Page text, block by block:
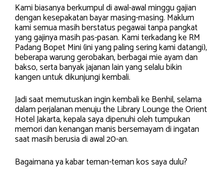
Kami biasanya berkumpul di awal-awal minggu gajian
dengan kesepakatan bayar masing-masing. Maklum
kami semua masih berstatus pegawai tanpa pangkat
yang gajinya masih pas-pasan. Kami terkadang ke RM
Padang Bopet Mini (ini yang paling sering kami datangi),
beberapa warung gerobakan, berbagai mie ayam dan
bakso, serta banyak jajanan lain yang selalu bikin
kangen untuk dikunjungi kembali.
Jadi saat memutuskan ingin kembali ke Benhil, selama
dalam perjalanan menuju the Library Lounge the Orient
Hotel Jakarta, kepala saya dipenuhi oleh tumpukan
memori dan kenangan manis bersemayam di ingatan
saat masih berusia di awal 20-an.
Bagaimana ya kabar teman-teman kos saya dulu?